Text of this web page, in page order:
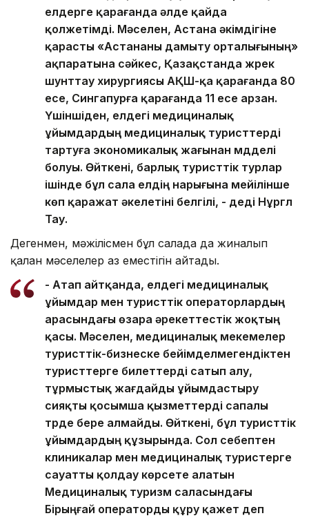
елдерге қарағанда әлде қайда
қолжетімді. Мәселен, Астана әкімдігіне
қарасты «Астананы дамыту орталығының»
ақпаратына сәйкес, Қазақстанда жүрек
шунттау хирургиясы АҚШ-қа қарағанда 80
есе, Сингапурға қарағанда 11 есе арзан.
Үшіншіден, елдегі медициналық
ұйымдардың медициналық туристтерді
тартуға экономикалық жағынан мүдделі
болуы. Өйткені, барлық туристтік турлар
ішінде бұл сала елдің нарығына мейілінше
көп қаражат әкелетіні белгілі, - деді Нұргүл
Тау.
Дегенмен, мәжілісмен бұл салада да жиналып
қалған мәселелер аз еместігін айтады.
- Атап айтқанда, елдегі медициналық
ұйымдар мен туристтік операторлардың
арасындағы өзара әрекеттестік жоқтың
қасы. Мәселен, медициналық мекемелер
туристтік-бизнеске бейімделмегендіктен
туристтерге билеттерді сатып алу,
тұрмыстық жағдайды ұйымдастыру
сияқты қосымша қызметтерді сапалы
түрде бере алмайды. Өйткені, бұл туристтік
ұйымдардың құзырында. Сол себептен
клиникалар мен медициналық туристерге
сауатты қолдау көрсете алатын
Медициналық туризм саласындағы
Бірыңғай операторды құру қажет деп